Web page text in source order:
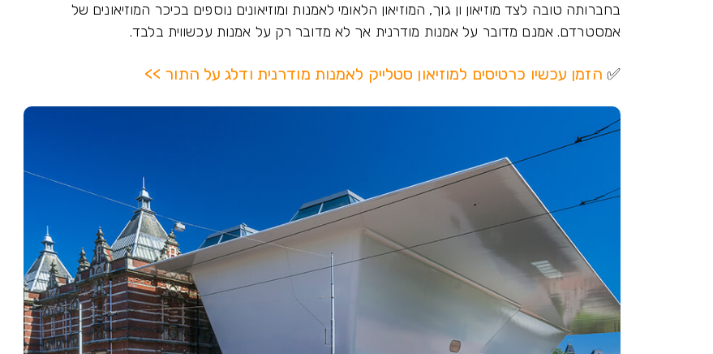
בחברותה טובה לצד מוזיאון ון גוך, המוזיאון הלאומי לאמנות ומוזיאונים נוספים בכיכר המוזיאונים של
אמסטרדם. אמנם מדובר על אמנות מודרנית אך לא מדובר רק על אמנות עכשווית בלבד.
✅ הזמן עכשיו כרטיסים למוזיאון סטלייק לאמנות מודרנית ודלג על התור >>